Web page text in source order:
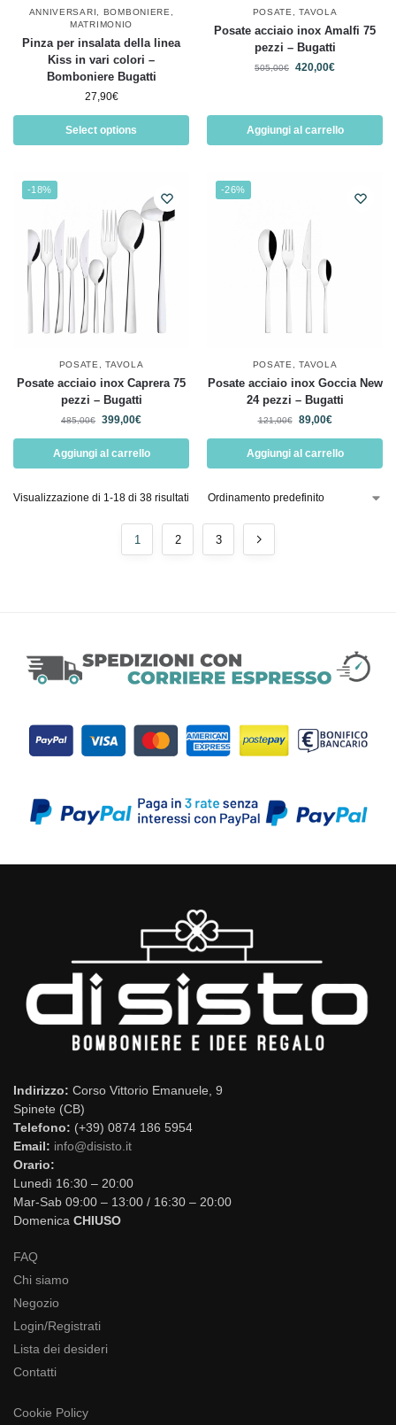
ANNIVERSARI BOMBONIERE
MATRIMONIO
Pinza per insalata della linea
Kiss in vari colori –
Bomboniere Bugatti
27,90€
Select options
POSATE ,TAVOLA
Posate acciaio inox Amalfi 75
pezzi – Bugatti
505,00€ 420,00€
Aggiungi al carrello
-18%
POSATE ,TAVOLA
Posate acciaio inox Caprera 75
pezzi – Bugatti
485,00€ 399,00€
Aggiungi al carrello
-26%
POSATE ,TAVOLA
Posate acciaio inox Goccia New
24 pezzi – Bugatti
121,00€ 89,00€
Aggiungi al carrello
Visualizzazione di 1-18 di 38 risultati
1 2 3
Indirizzo: Corso Vittorio Emanuele, 9
Spinete (CB)
Telefono: (+39) 0874 186 5954
Email: info@disisto.it
Orario:
Lunedì 16:30 – 20:00
Mar-Sab 09:00 – 13:00 / 16:30 – 20:00
Domenica CHIUSO
FAQ
Chi siamo
Negozio
Login/Registrati
Lista dei desideri
Contatti
Cookie Policy